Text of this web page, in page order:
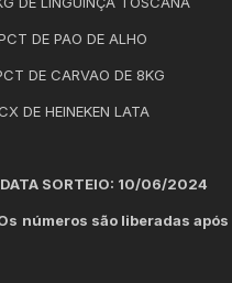
DE PAO DE ALHO
DE CARVAO DE 8KG
DE HEINEKEN LATA
DATA SORTEIO: 10/06/2024
números são liberadas após